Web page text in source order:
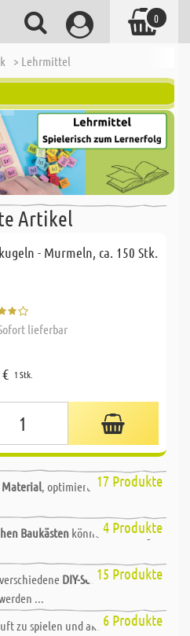
> Lehrmittel
Artikel
- Murmeln, ca. 150 Stk.
lieferbar
1 Stk.
17 Produkte
Material, optimiert für Deutsch,
4 Produkte
Baukästen können Grundlagen
15 Produkte
DIY-Sets und
...
6 Produkte
zu spielen und aktiv zu sein, tut
0